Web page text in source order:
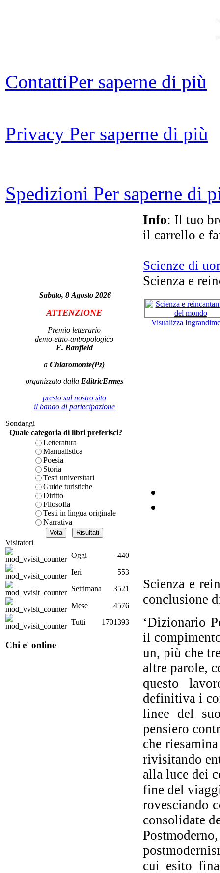
Il
ContattiPer saperne di più
Privacy Per saperne di più
Spedizioni Per saperne di
Sabato, 8 Agosto 2026
ATTENZIONE
Premio letterario
demo-etno-antropologico
E. Banfield
a Chiaromonte(Pz)
organizzato dalla EditricErmes
presto sul nostro sito
il bando di partecipazione
Sondaggi
Quale categoria di libri preferisci?
Letteratura
Manualistica
Poesia
Storia
Testi universitari
Guide turistiche
Diritto
Filosofia
Testi in lingua originale
Narrativa
Visitatori
Oggi
440
Ieri
553
Settimana
3521
Mese
4576
Tutti
1701393
Chi e' online
Info: Il tuo
il carrello e
Scienze di
Scienza e
Visualizza
Scienza e
conclusione
‘Dizionario
il
un, più che
altre parole,
questo
definitiva i
linee del
pensiero
che
rivisitando
alla luce dei
fine del
rovesciando
consolidate
cui esito